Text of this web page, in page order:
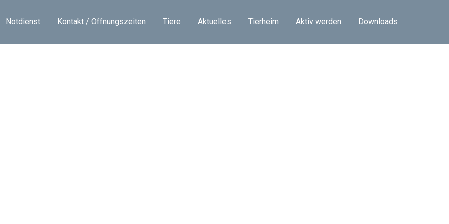
Notdienst Kontakt / Öffnungszeiten Tiere Aktuelles Tierheim Aktiv werden Downloads